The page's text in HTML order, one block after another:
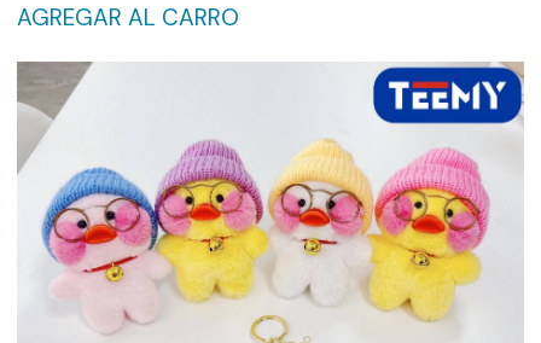
AGREGAR AL CARRO